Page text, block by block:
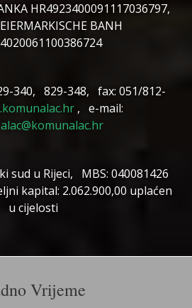
HR4923400091117036797,
BANH
340, 829-348, fax: 051/812-
, e-mail:
sud u Rijeci, MBS: 040081426
kapital: 2.062.900,00 uplaćen
u cijelosti
Vrijeme